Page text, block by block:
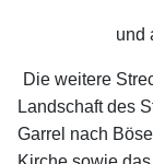
und
Die weitere
Landschaft des
Garrel nach